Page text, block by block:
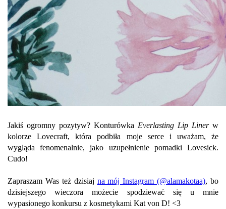
Jakiś ogromny pozytyw? Konturówka Everlasting Lip Linerw
kolorze Lovecraft, która podbiła moje serce i uważam, że
wygląda fenomenalnie, jako uzupełnienie pomadki Lovesick.
Cudo!
Zapraszam Was też dzisiaj na mój Instagram (@alamakotaa), bo
dzisiejszego wieczora możecie spodziewać się u mnie
wypasionego konkursu z kosmetykami Kat von D! <3